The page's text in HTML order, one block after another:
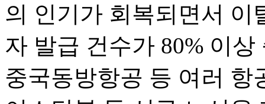
의 인기가 회복되면서 이
자 발급 건수가 80% 이
중국동방항공 등 여러 항